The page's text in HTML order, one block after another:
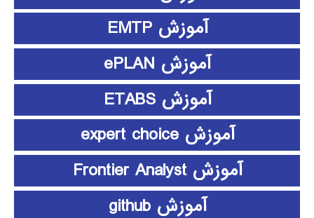
آموزش EMTP
آموزش ePLAN
آموزش ETABS
آموزش expert choice
آموزش Frontier Analyst
آموزش github